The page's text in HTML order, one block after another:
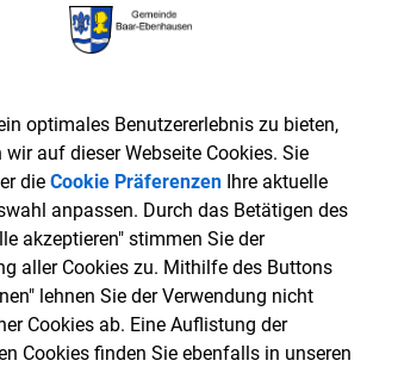
Ebenhausen RATHAUS & SERVICE
und Ehrenamtsförderrichtlinien der
, Jugend- und
optimales Benutzererlebnis zu bieten,
wir auf dieser Webseite Cookies. Sie
die Cookie PräferenzenIhre aktuelle
anpassen. Durch das Betätigen des
akzeptieren" stimmen Sie der
aller Cookies zu. Mithilfe des Buttons
lehnen Sie der Verwendung nicht
Cookies ab. Eine Auflistung der
Cookies finden Sie ebenfalls in unseren